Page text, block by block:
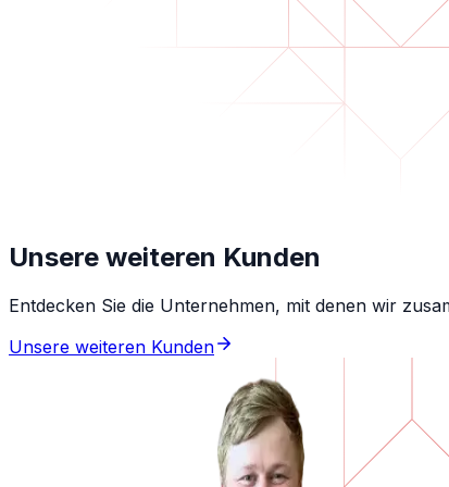
Unsere weiteren Kunden
Entdecken Sie die Unternehmen, mit denen wir
Unsere weiteren Kunden